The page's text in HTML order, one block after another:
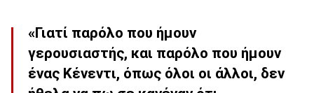
«Γιατί παρόλο που ήμουν
γερουσιαστής, και παρόλο που ήμουν
ένας Κένεντι, όπως όλοι οι άλλοι, δεν